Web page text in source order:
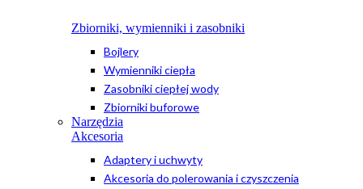
Zbiorniki, wymienniki i zasobniki
Bojlery
Wymienniki ciepła
Zasobniki ciepłej wody
Zbiorniki buforowe
Narzędzia
Akcesoria
Adaptery i uchwyty
Akcesoria do polerowania i czyszczenia